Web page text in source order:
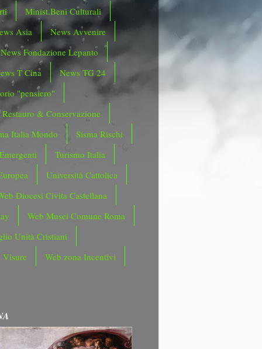
Minist.Beni Culturali
Asia
News Avvenire
News Fondazione Lepanto
T Cina
News TG 24
"pensiero"
Restauro & Conservazione
Italia Mondo
Sisma Rischi
Turismo Italia
Università Cattolica
Diocesi Civita Castellana
Web Musei Comune Roma
Unità Cristiani
Visure
Web zona Incentivi